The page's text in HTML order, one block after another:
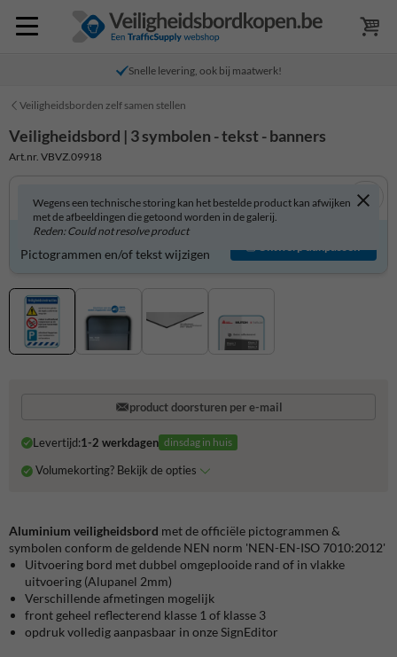
Snelle levering, ook bij maatwerk!
Veiligheidsborden zelf samen stellen
Veiligheidsbord | 3 symbolen - tekst - banners
Art.nr. VBVZ.09918
Wegens een technische storing kan het bestelde product kan afwijken
met de afbeeldingen die getoond worden in de galerij.
Reden: Could not resolve product
Veiligheidsbord zelf aanpassen?
Pictogrammen en/of tekst wijzigen
Ontwerp aanpassen
product doorsturen per e-mail
Levertijd:1-2 werkdagen dinsdag in huis
Volumekorting? Bekijk de opties
Aluminium veiligheidsbord met de officiële pictogrammen &
symbolen conform de geldende NEN norm 'NEN-EN-ISO 7010:2012'
Uitvoering bord met dubbel omgeplooide rand of in vlakke
uitvoering (Alupanel 2mm)
Verschillende afmetingen mogelijk
front geheel reflecterend klasse 1 of klasse 3
opdruk volledig aanpasbaar in onze SignEditor